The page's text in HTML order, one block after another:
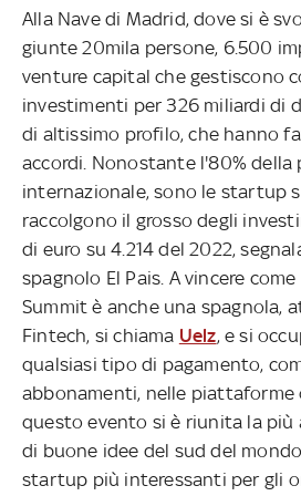
Alla Nave di Madrid, dove si è
giunte 20mila persone, 6.500
venture capital che gestiscono
investimenti per 326 miliardi di
di altissimo profilo, che hanno
accordi. Nonostante l'80% della
internazionale, sono le startup
raccolgono il grosso degli
di euro su 4.214 del 2022,
spagnolo El Pais. A vincere
Summit è anche una spagnola,
Fintech, si chiama Uelz, e si
qualsiasi tipo di pagamento,
abbonamenti, nelle piattaforme
questo evento si è riunita la più
di buone idee del sud del
startup più interessanti per gli